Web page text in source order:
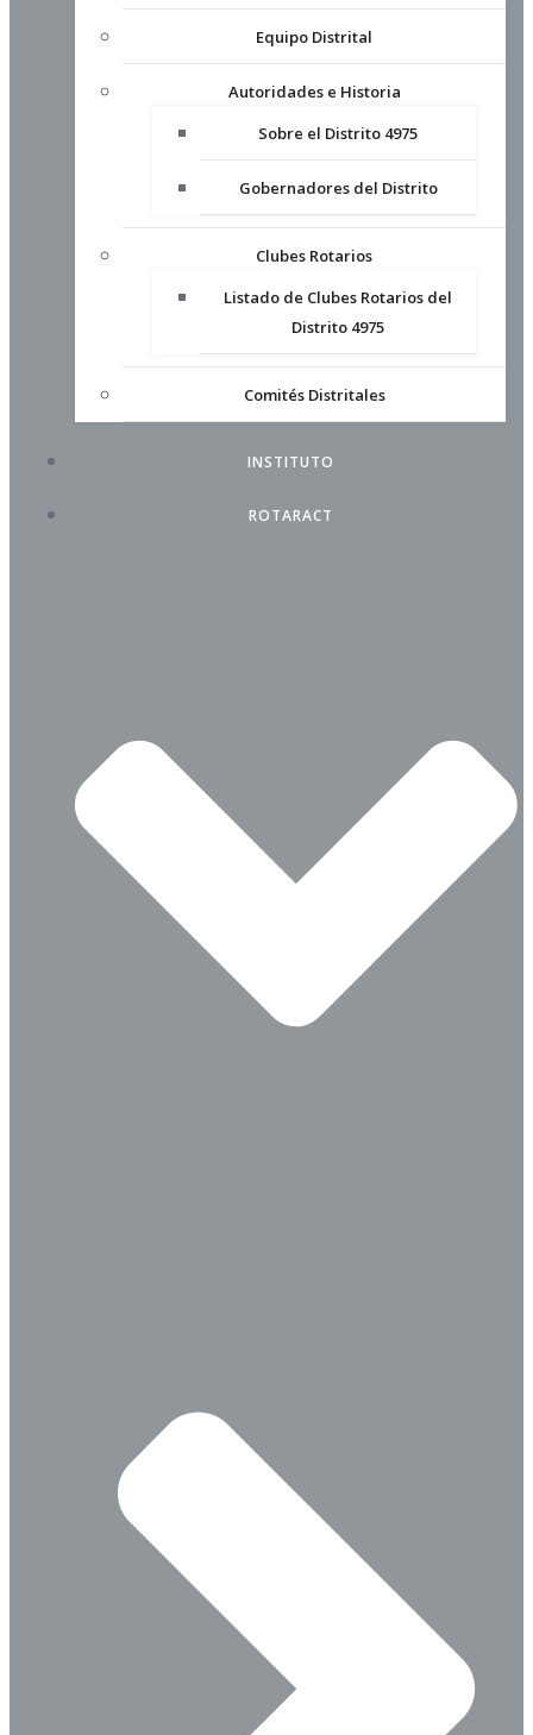
Equipo Distrital
Autoridades e Historia
Sobre el Distrito 4975
Gobernadores del Distrito
Clubes Rotarios
Listado de Clubes Rotarios del
Distrito 4975
Comités Distritales
INSTITUTO
ROTARACT